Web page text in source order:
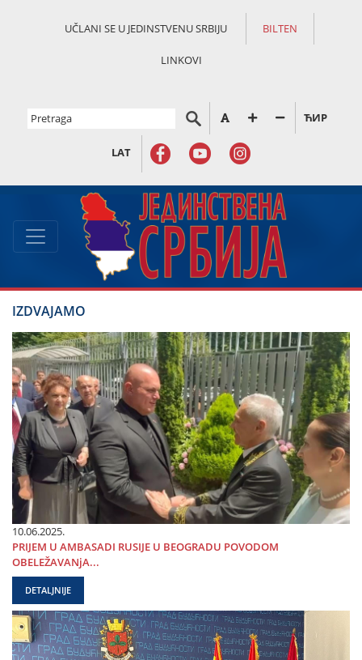
UČLANI SE U JEDINSTVENU SRBIJU BILTEN
LINKOVI
ЋИР
LAT
IZDVAJAMO
10.06.2025.
PRIЈEM U AMBASADI RUSIЈE U BEOGRADU POVODOM
OBELEŽAVANjA...
DETALJNIJE